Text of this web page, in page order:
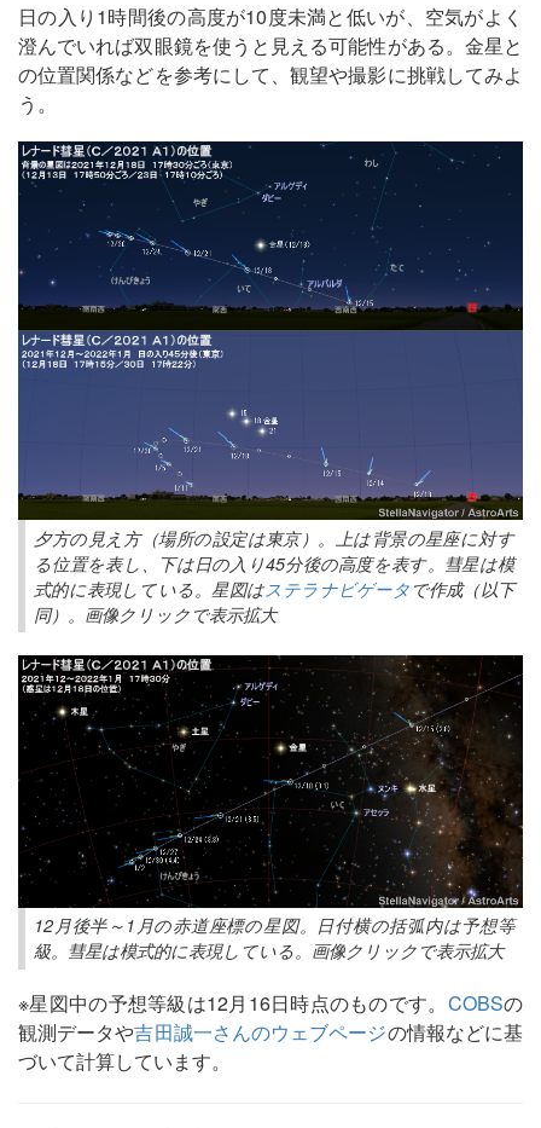
日の入り1時間後の高度が10度未満と低いが、空気がよく
澄んでいれば双眼鏡を使うと見える可能性がある。金星と
の位置関係などを参考にして、観望や撮影に挑戦してみよ
う。
夕方の見え方（場所の設定は東京）。上は背景の星座に対す
る位置を表し、下は日の入り45分後の高度を表す。彗星は模
式的に表現している。星図はステラナビゲータ で作成（以下
同）。画像クリックで表示拡大
12月後半～1月の赤道座標の星図。日付横の括弧内は予想等
級。彗星は模式的に表現している。画像クリックで表示拡大
※星図中の予想等級は12月16日時点のものです。 COBSの
観測データや吉田誠一さんのウェブページの情報などに基
づいて計算しています。